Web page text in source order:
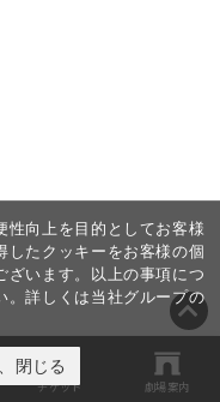
チケット 劇場案内
性向上を目的としてお客様
したクッキーをお客様の個
ざいます。以上の事項につ
。詳しくは当社グループの
閉じる